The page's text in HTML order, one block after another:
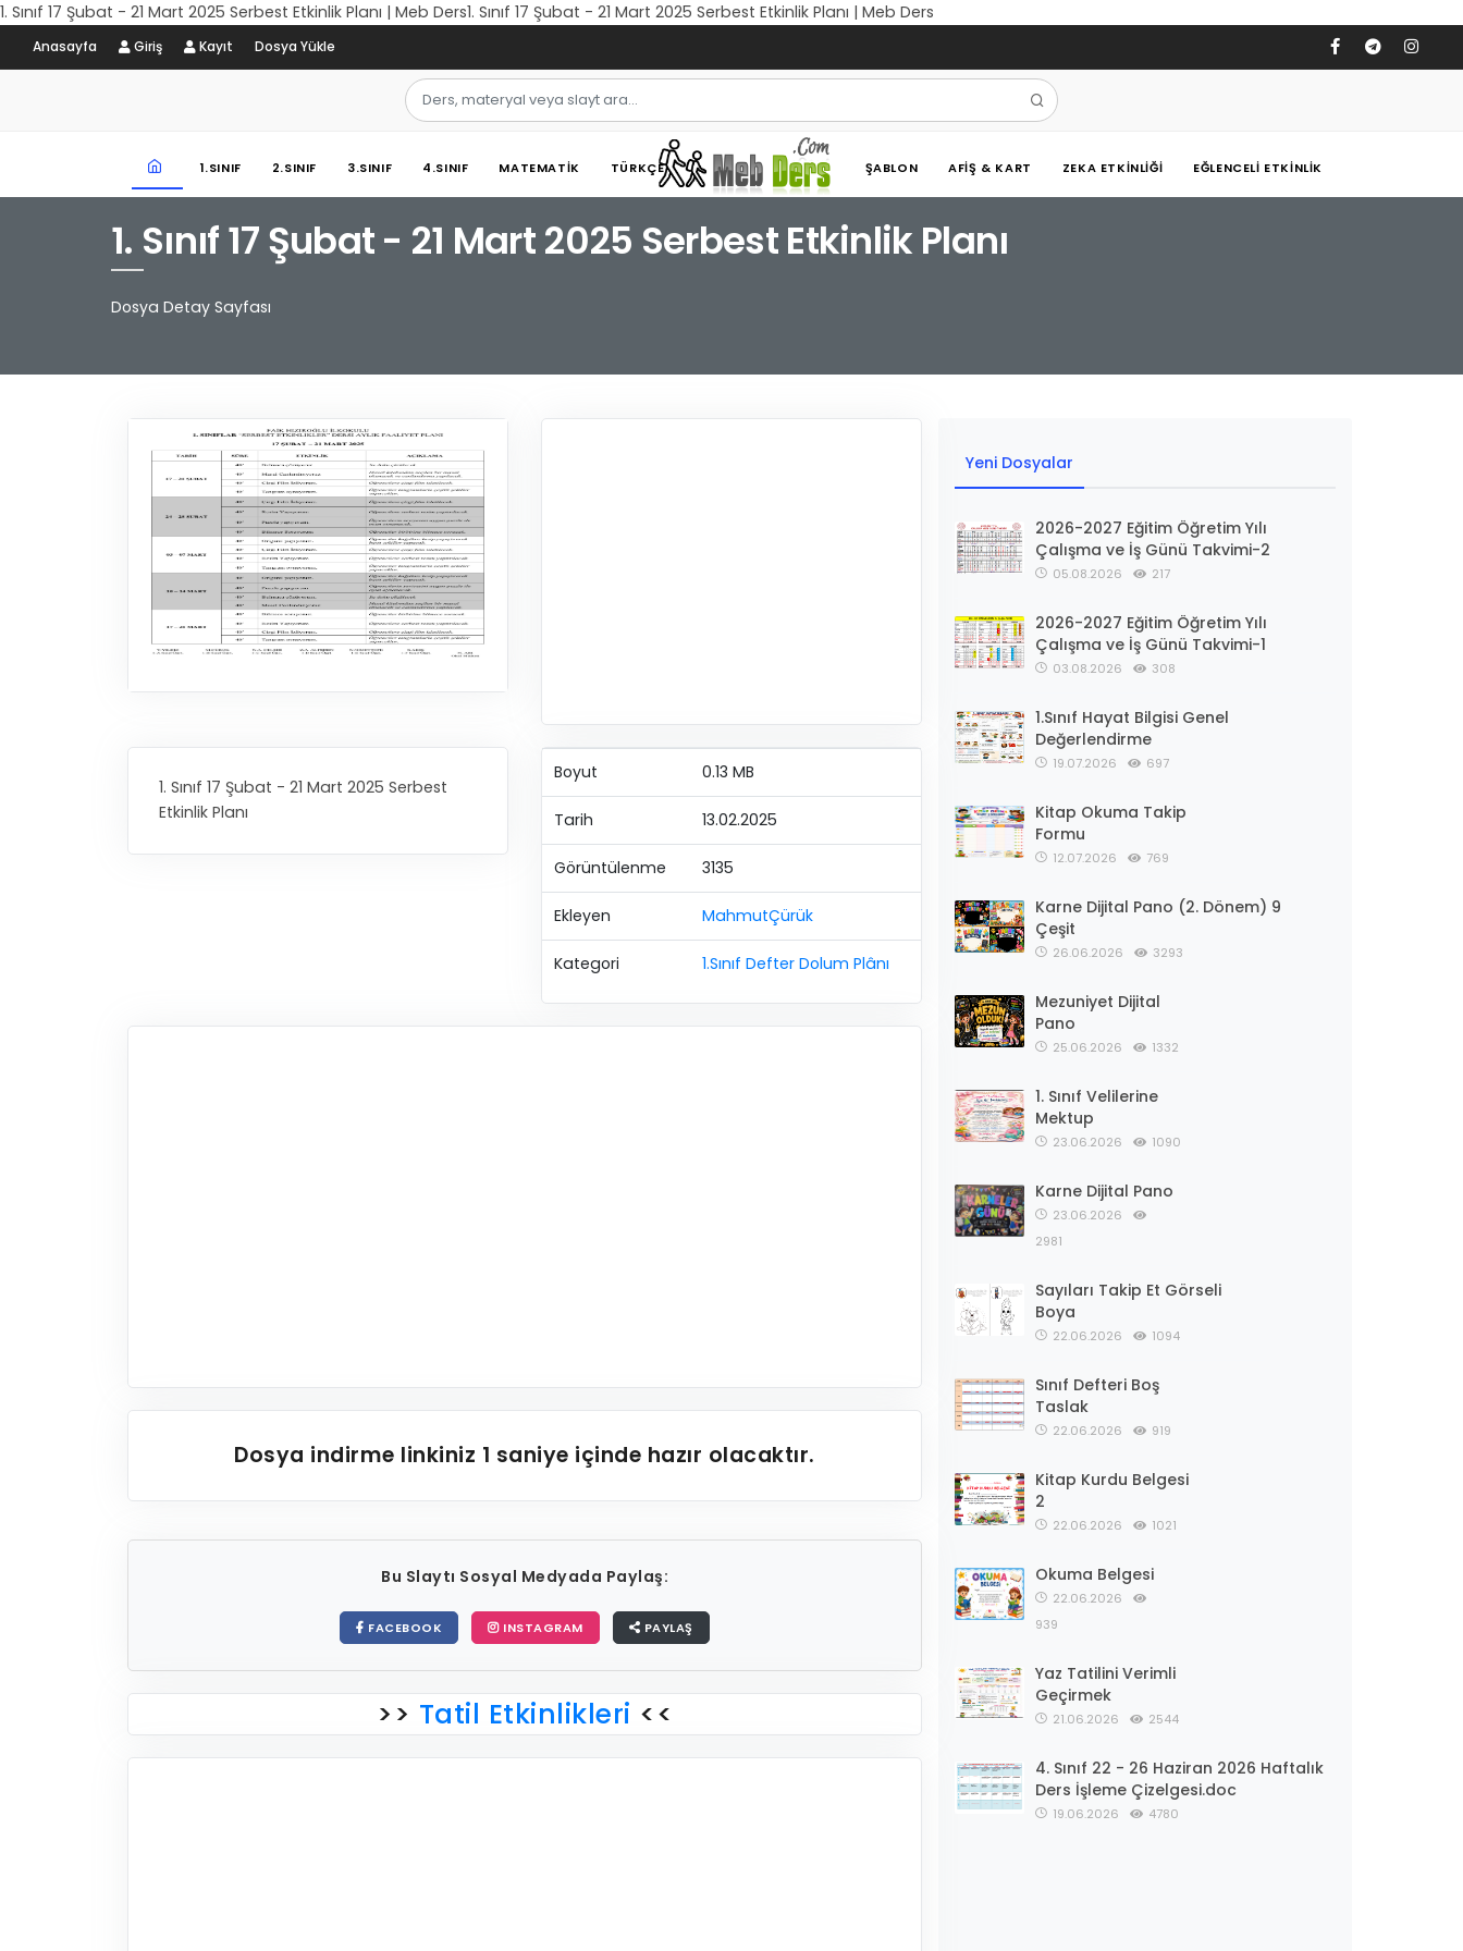
1. Sınıf 17 Şubat - 21 Mart 2025 Serbest Etkinlik Planı | Meb Ders1. Sınıf 17 Şubat - 21 Mart 2025 Serbest Etkinlik Planı | Meb Ders
Anasayfa Giriş Kayıt Dosya Yükle
1.SINIF 2.SINIF 3.SINIF 4.SINIF MATEMATIK TÜRKÇE ŞABLON AFIŞ & KART ZEKA ETKINLIĞI EĞLENCELI ETKINLIK
1. Sınıf 17 Şubat - 21 Mart 2025 Serbest Etkinlik Planı
Dosya Detay Sayfası
1. Sınıf 17 Şubat - 21 Mart 2025 Serbest
Etkinlik Planı
Boyut 0.13 MB
Tarih 13.02.2025
Görüntülenme 3135
Ekleyen MahmutÇürük
Kategori 1.Sınıf Defter Dolum Plânı
Dosya indirme linkiniz 1 saniye içinde hazır olacaktır.
Bu Slaytı Sosyal Medyada Paylaş:
FACEBOOK INSTAGRAM PAYLAŞ
>> Tatil Etkinlikleri <<
Yeni Dosyalar
2026-2027 Eğitim Öğretim Yılı
Çalışma ve İş Günü Takvimi-2
05.08.2026 217
2026-2027 Eğitim Öğretim Yılı
Çalışma ve İş Günü Takvimi-1
03.08.2026 308
1.Sınıf Hayat Bilgisi Genel
Değerlendirme
19.07.2026 697
Kitap Okuma Takip
Formu
12.07.2026 769
Karne Dijital Pano (2. Dönem) 9
Çeşit
26.06.2026 3293
Mezuniyet Dijital
Pano
25.06.2026 1332
1. Sınıf Velilerine
Mektup
23.06.2026 1090
Karne Dijital Pano
23.06.2026
2981
Sayıları Takip Et Görseli
Boya
22.06.2026 1094
Sınıf Defteri Boş
Taslak
22.06.2026 919
Kitap Kurdu Belgesi
2
22.06.2026 1021
Okuma Belgesi
22.06.2026
939
Yaz Tatilini Verimli
Geçirmek
21.06.2026 2544
4. Sınıf 22 - 26 Haziran 2026 Haftalık
Ders İşleme Çizelgesi.doc
19.06.2026 4780